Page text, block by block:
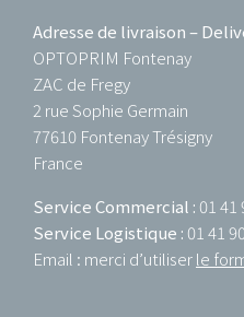
Adresse de livraison –
OPTOPRIM Fontenay
ZAC de Fregy
2 rue Sophie Germain
77610 Fontenay Trésigny
France
Service Commercial : 01 41
Service Logistique : 01 41
Email : merci d’utiliserle